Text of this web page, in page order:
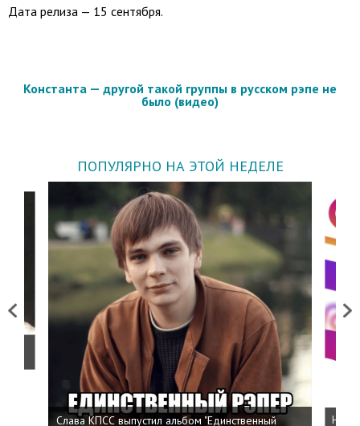
Дата релиза — 15 сентября.
Константа — другой такой группы в русском рэпе не
было (видео)
ПОПУЛЯРНО НА ЭТОЙ НЕДЕЛЕ
Previous
Слава КПСС выпустил альбом "Единственный
Next